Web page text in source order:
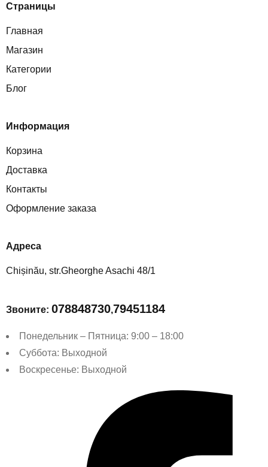
Страницы
Главная
Магазин
Категории
Блог
Информация
Корзина
Доставка
Контакты
Оформление заказа
Aдреса
Chișinău, str.Gheorghe Asachi 48/1
Звоните: 078848730,79451184
Понедельник – Пятница: 9:00 – 18:00
Суббота: Выходной
Воскресенье: Выходной